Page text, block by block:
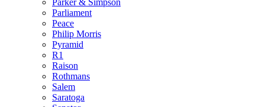
Parker & Simpson
Parliament
Peace
Philip Morris
Pyramid
R1
Raison
Rothmans
Salem
Saratoga